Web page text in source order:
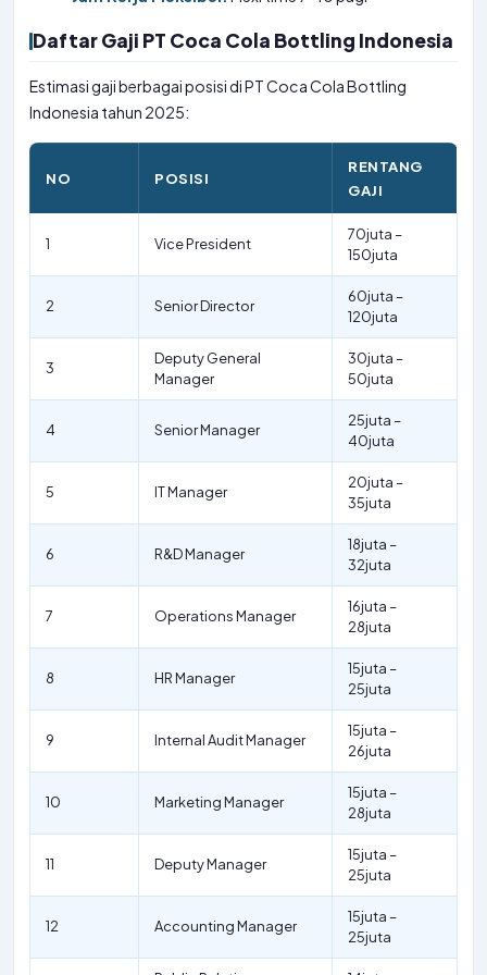
Daftar Gaji PT Coca Cola Bottling Indonesia
Estimasi gaji berbagai posisi di PT Coca Cola Bottling
Indonesia tahun 2025:
NO POSISI
RENTANG
GAJI
1 Vice President
70juta –
150juta
2 Senior Director
60juta –
120juta
3
Deputy General
Manager
30juta –
50juta
4 Senior Manager
25juta –
40juta
5 IT Manager
20juta –
35juta
6 R&D Manager
18juta –
32juta
7 Operations Manager
16juta –
28juta
8 HR Manager
15juta –
25juta
9 Internal Audit Manager
15juta –
26juta
10 Marketing Manager
15juta –
28juta
11 Deputy Manager
15juta –
25juta
12 Accounting Manager
15juta –
25juta